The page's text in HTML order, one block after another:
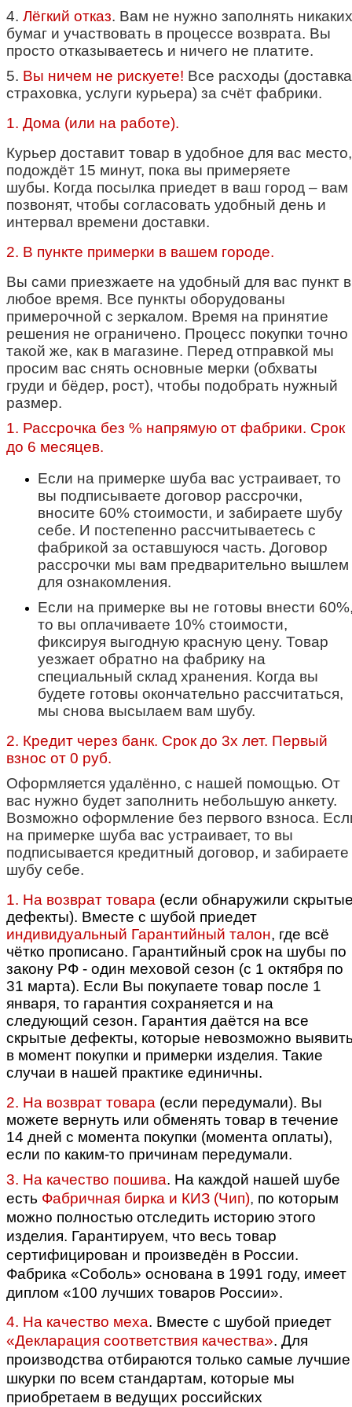
4. Лёгкий отказ. Вам не нужно заполнять никаких
бумаг и участвовать в процессе возврата. Вы
просто отказываетесь и ничего не платите.
5. Вы ничем не рискуете! Все расходы
страховка, услуги курьера) за счёт фабрики.
1. Дома (или на работе).
Курьер доставит товар в удобное для вас место,
подождёт 15 минут, пока вы примеряете
шубы. Когда посылка приедет в ваш город – вам
позвонят, чтобы согласовать удобный день и
интервал времени доставки.
2. В пункте примерки в вашем городе.
Вы сами приезжаете на удобный для вас пункт в
любое время. Все пункты оборудованы
примерочной с зеркалом. Время на принятие
решения не ограничено. Процесс покупки точно
такой же, как в магазине. Перед отправкой мы
просим вас снять основные мерки (обхваты
груди и бёдер, рост), чтобы подобрать нужный
размер.
1. Рассрочка без % напрямую от фабрики. Срок
до 6 месяцев.
Если на примерке шуба вас устраивает, то
вы подписываете договор рассрочки,
вносите 60% стоимости, и забираете шубу
себе. И постепенно рассчитываетесь с
фабрикой за оставшуюся часть. Договор
рассрочки мы вам предварительно вышлем
для ознакомления.
Если на примерке вы не готовы внести
то вы оплачиваете 10% стоимости,
фиксируя выгодную красную цену. Товар
уезжает обратно на фабрику на
специальный склад хранения. Когда вы
будете готовы окончательно рассчитаться,
мы снова высылаем вам шубу.
2. Кредит через банк. Срок до 3х лет. Первый
взнос от 0 руб.
Оформляется удалённо, с нашей помощью. От
вас нужно будет заполнить небольшую анкету.
Возможно оформление без первого взноса.
на примерке шуба вас устраивает, то вы
подписывается кредитный договор, и забираете
шубу себе.
1. На возврат товара (если обнаружили
дефекты). Вместе с шубой приедет
индивидуальный Гарантийный талон, где всё
чётко прописано. Гарантийный срок на шубы по
закону РФ - один меховой сезон (с 1 октября по
31 марта). Если Вы покупаете товар после 1
января, то гарантия сохраняется и на
следующий сезон. Гарантия даётся на все
скрытые дефекты, которые невозможно
в момент покупки и примерки изделия. Такие
случаи в нашей практике единичны.
2. На возврат товара (если передумали). Вы
можете вернуть или обменять товар в течение
14 дней с момента покупки (момента оплаты),
если по каким-то причинам передумали.
3. На качество пошива. На каждой нашей шубе
есть Фабричная бирка и КИЗ (Чип), по которым
можно полностью отследить историю этого
изделия. Гарантируем, что весь товар
сертифицирован и произведён в России.
Фабрика «Соболь» основана в 1991 году, имеет
диплом «100 лучших товаров России».
4. На качество меха. Вместе с шубой приедет
«Декларация соответствия качества». Для
производства отбираются только самые лучшие
шкурки по всем стандартам, которые мы
приобретаем в ведущих российских